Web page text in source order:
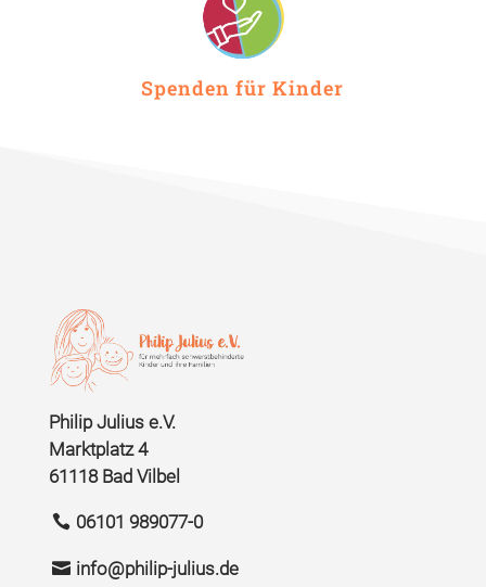
Spenden für Kinder
Philip Julius e.V.
Marktplatz 4
61118 Bad Vilbel
06101 989077-0
info@philip-julius.de